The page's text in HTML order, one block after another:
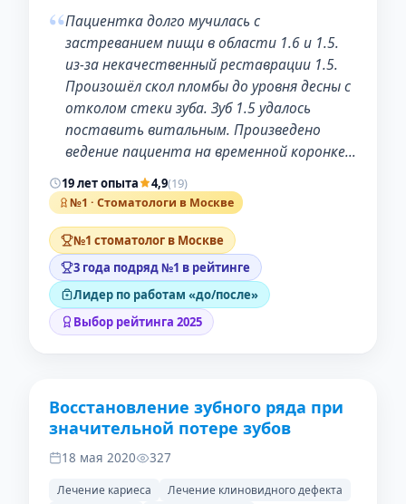
“Пациентка долго мучилась с
застреванием пищи в области 1.6 и 1.5.
из-за некачественный реставрации 1.5.
Произошёл скол пломбы до уровня десны с
отколом стеки зуба. Зуб 1.5 удалось
поставить витальным. Произведено
ведение пациента на временной коронке…
19 лет опыта 4,9(19)
№1 · Стоматологи в Москве
№1 стоматолог в Москве
3 года подряд №1 в рейтинге
Лидер по работам «до/после»
Выбор рейтинга 2025
ДО ПОСЛЕ
Восстановление зубного ряда при
значительной потере зубов
18 мая 2020 327
Лечение кариеса
Лечение клиновидного дефекта